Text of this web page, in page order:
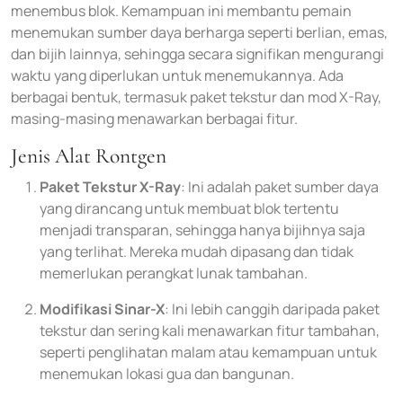
menembus blok. Kemampuan ini membantu pemain
menemukan sumber daya berharga seperti berlian, emas,
dan bijih lainnya, sehingga secara signifikan mengurangi
waktu yang diperlukan untuk menemukannya. Ada
berbagai bentuk, termasuk paket tekstur dan mod X-Ray,
masing-masing menawarkan berbagai fitur.
Jenis Alat Rontgen
Paket Tekstur X-Ray: Ini adalah paket sumber daya
yang dirancang untuk membuat blok tertentu
menjadi transparan, sehingga hanya bijihnya saja
yang terlihat. Mereka mudah dipasang dan tidak
memerlukan perangkat lunak tambahan.
Modifikasi Sinar-X: Ini lebih canggih daripada paket
tekstur dan sering kali menawarkan fitur tambahan,
seperti penglihatan malam atau kemampuan untuk
menemukan lokasi gua dan bangunan.